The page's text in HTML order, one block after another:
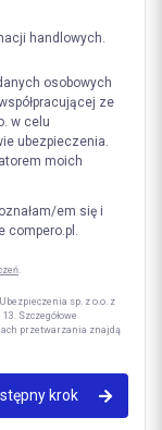
handlowych.
osobowych
ze
w celu
ubezpieczenia.
moich
em się i
compero.pl.
.
sp. z o.o. z
Szczegółowe
przetwarzania znajdą
krok